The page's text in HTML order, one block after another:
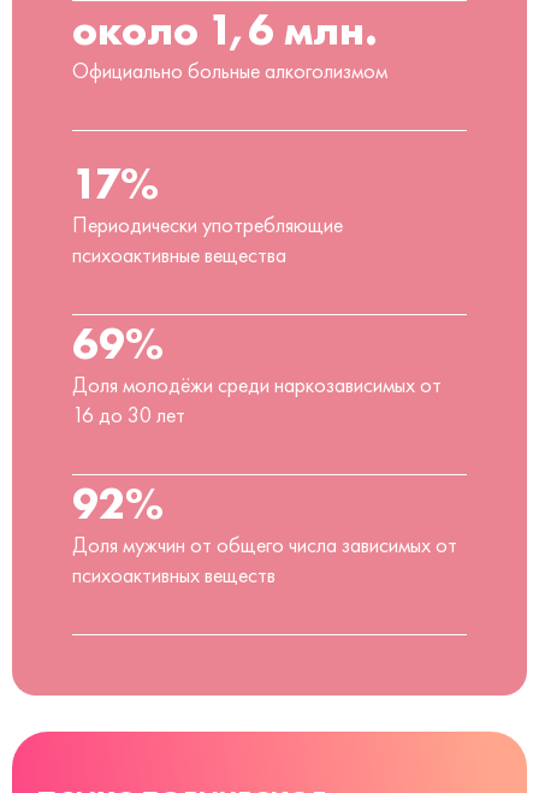
около 1,6 млн.
Официально больные алкоголизмом
17%
Периодически употребляющие
психоактивные вещества
69%
Доля молодёжи среди наркозависимых от
16 до 30 лет
92%
Доля мужчин от общего числа зависимых от
психоактивных веществ